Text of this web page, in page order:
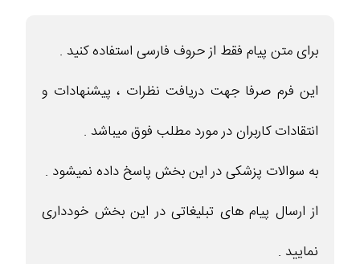
برای متن پیام فقط از حروف فارسی استفاده کنید .
این فرم صرفا جهت دریافت نظرات ، پیشنهادات و
انتقادات کاربران در مورد مطلب فوق میباشد .
به سوالات پزشکی در این بخش پاسخ داده نمیشود .
از ارسال پیام های تبلیغاتی در این بخش خودداری
نمایید .